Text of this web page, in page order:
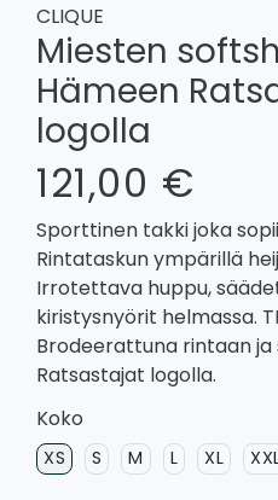
CLIQUE
Miesten
Hämeen
logolla
121,00 €
Sporttinen takki joka
Rintataskun ympärillä
Irrotettava huppu,
kiristysnyörit helmassa.
Brodeerattuna rintaan ja
Ratsastajat logolla.
Koko
XS S M L XL